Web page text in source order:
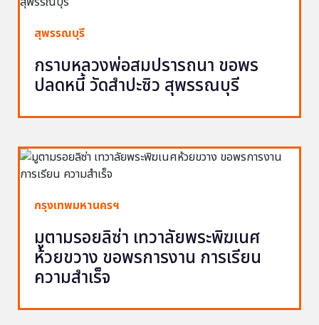
สุพรรณบุรี
กราบหลวงพ่อสมปรารถนา ขอพร
ปลดหนี้ วัดสำปะซิว สุพรรณบุรี
กรุงเทพมหานครฯ
มูตามรอยลิซ่า เทวาลัยพระพิฆเนศ
ห้วยขวาง ขอพรการงาน การเรียน
ความสำเร็จ